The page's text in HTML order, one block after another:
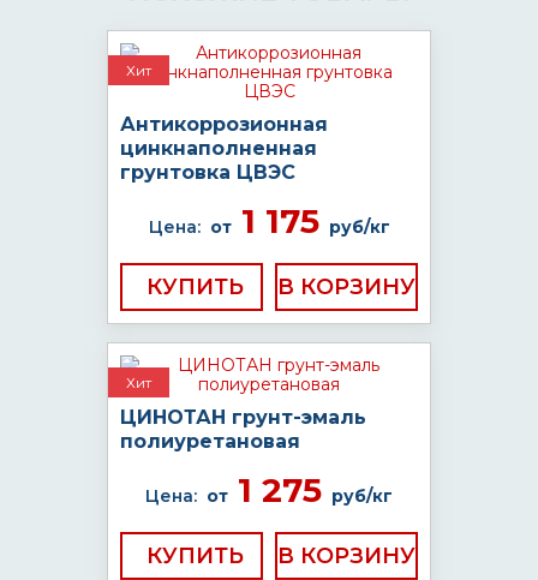
Хит
Антикоррозионная
цинкнаполненная
грунтовка ЦВЭС
Цена: от1 175 руб/кг
КУПИТЬ
Хит
ЦИНОТАН грунт-эмаль
полиуретановая
Цена: от 1 275 руб/кг
КУПИТЬ